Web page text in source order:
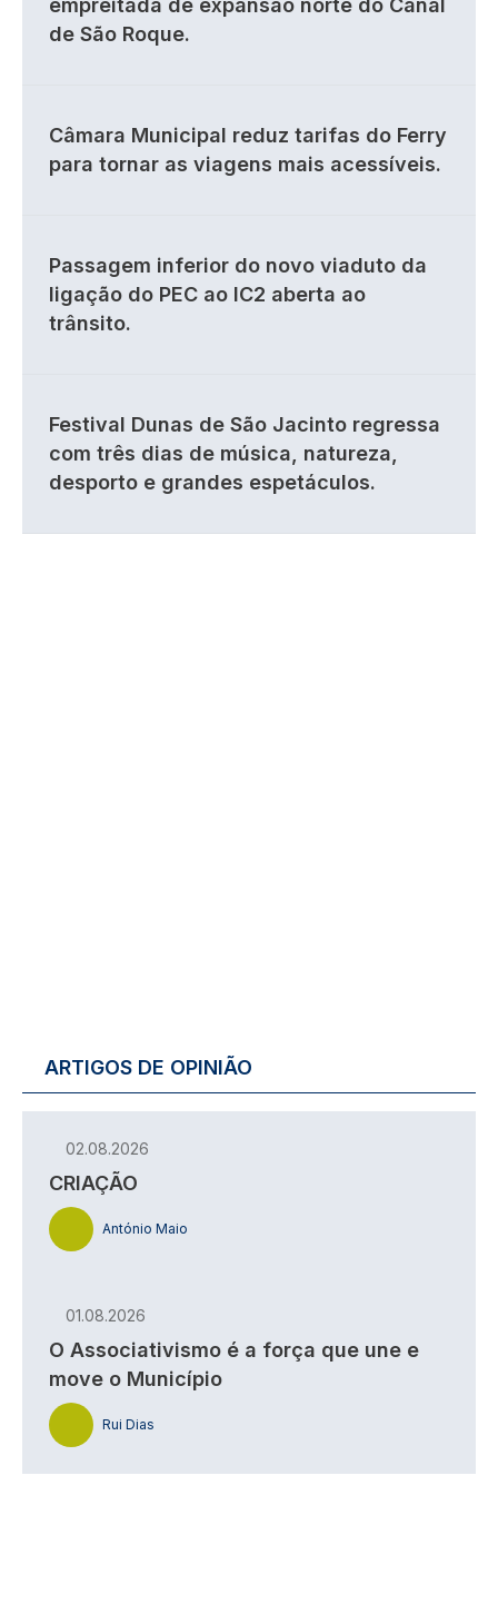
de São Roque.
Câmara Municipal reduz tarifas do Ferry
para tornar as viagens mais acessíveis.
Passagem inferior do novo viaduto da
ligação do PEC ao IC2 aberta ao
trânsito.
Festival Dunas de São Jacinto regressa
com três dias de música, natureza,
desporto e grandes espetáculos.
ARTIGOS DE OPINIÃO
02.08.2026
CRIAÇÃO
António Maio
01.08.2026
O Associativismo é a força que une e
move o Município
Rui Dias